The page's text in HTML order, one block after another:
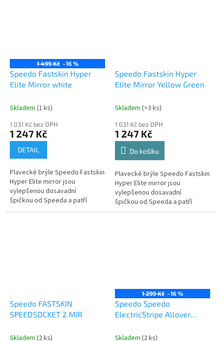
1 499 Kč –16 %
Speedo Fastskin Hyper
Elite Mirror white
Skladem (1 ks)
1 031 Kč bez DPH
1 247 Kč
DETAIL
Plavecké brýle Speedo Fastskin
Hyper Elite mirror jsou
vylepšenou dosavadní
špičkou od Speeda a patří
vůbec mezi nejlepší
Speedo Fastskin Hyper
Elite Mirror Yellow Green
Skladem (>3 ks)
1 031 Kč bez DPH
1 247 Kč
Do košíku
Plavecké brýle Speedo Fastskin
Hyper Elite mirror jsou
vylepšenou dosavadní
špičkou od Speeda a patří
vůbec mezi nejlepší
Speedo FASTSKIN
SPEEDSOCKET 2 MIR
Skladem (2 ks)
1 299 Kč –16 %
Speedo Speedo
ElectricStripe Allover
Black/White/Green
Skladem (2 ks)